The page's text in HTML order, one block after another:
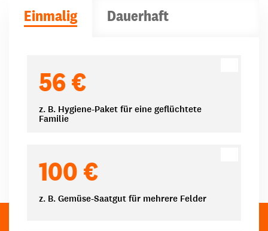
Einmalig Dauerhaft
56 €
z. B. Hygiene-Paket für eine geflüchtete
Familie
100 €
z. B. Gemüse-Saatgut für mehrere Felder